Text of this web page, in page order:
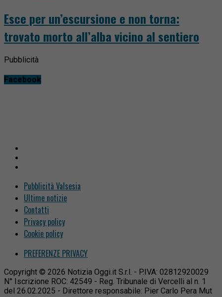
Esce per un’escursione e non torna:
trovato morto all’alba vicino al sentiero
Pubblicità
Facebook
Pubblicità Valsesia
Ultime notizie
Contatti
Privacy policy
Cookie policy
PREFERENZE PRIVACY
Copyright © 2026 Notizia Oggi.it S.r.l. - P.IVA: 02812920029
N° Iscrizione ROC: 42549 - Reg. Tribunale di Vercelli al n. 1
del 26.02.2025 - Direttore responsabile: Pier Carlo Pera Mut